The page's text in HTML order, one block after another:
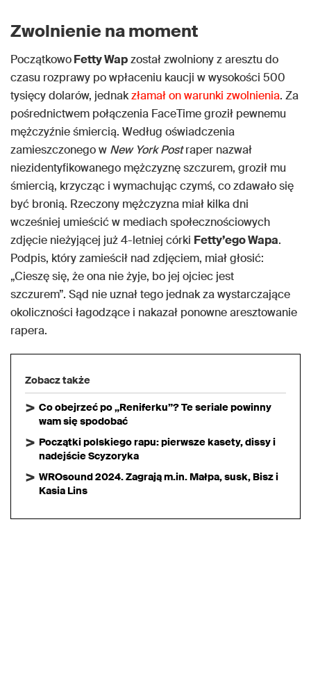
Zwolnienie na moment
PoczątkowoFetty Wapzostał zwolniony z aresztu do
czasu rozprawy po wpłaceniu kaucji w wysokości 500
tysięcy dolarów, jednakzłamał on warunki zwolnienia. Za
pośrednictwem połączenia FaceTime groził pewnemu
mężczyźnie śmiercią. Według oświadczenia
zamieszczonego w New York Postraper nazwał
niezidentyfikowanego mężczyznę szczurem, groził mu
śmiercią, krzycząc i wymachując czymś, co zdawało się
być bronią. Rzeczony mężczyzna miał kilka dni
wcześniej umieścić w mediach społecznościowych
zdjęcie nieżyjącej już 4-letniej córki Fetty’ego Wapa.
Podpis, który zamieścił nad zdjęciem, miał głosić:
„Cieszę się, że ona nie żyje, bo jej ojciec jest
szczurem”. Sąd nie uznał tego jednak za wystarczające
okoliczności łagodzące i nakazał ponowne aresztowanie
rapera.
Zobacz także
Co obejrzeć po „Reniferku”? Te seriale powinny
wam się spodobać
Początki polskiego rapu: pierwsze kasety, dissy i
nadejście Scyzoryka
WROsound 2024. Zagrają m.in. Małpa, susk, Bisz i
Kasia Lins